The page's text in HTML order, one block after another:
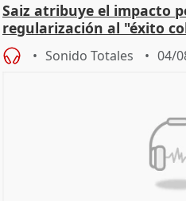
Saiz atribuye el impacto
regularización al "éxito
Sonido Totales 04/